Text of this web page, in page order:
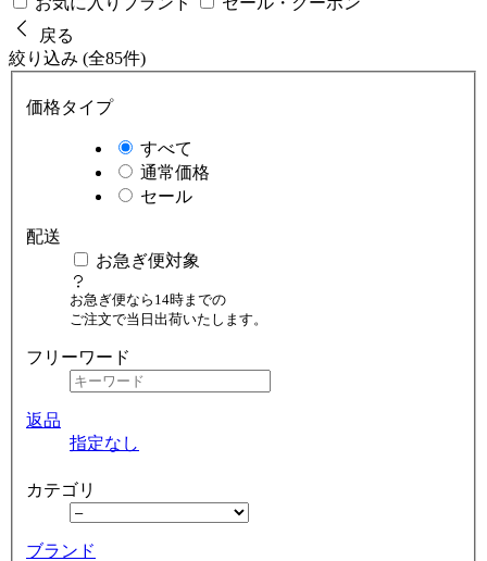
戻る
絞り込み (全85件)
価格タイプ
すべて
通常価格
セール
配送
お急ぎ便対象
お急ぎ便なら14時までの
ご注文で当日出荷いたします。
フリーワード
返品
指定なし
カテゴリ
ブランド